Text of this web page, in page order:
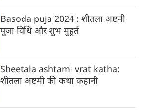
Basoda puja 2024 : शीतला अष्टमी
पूजा विधि और शुभ मुहूर्त
Sheetala ashtami vrat katha:
शीतला अष्टमी की कथा कहानी